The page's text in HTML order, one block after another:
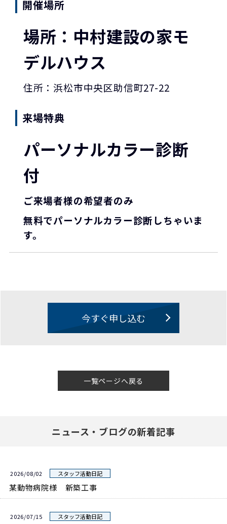
開催場所
場所：中村建設の家モ
デルハウス
住所：浜松市中央区助信町27-22
来場特典
パーソナルカラー診断
付
ご来場者様の希望者のみ
無料でパーソナルカラー診断しちゃいま
す。
今すぐ申し込む
一覧ページへ戻る
ニュース・ブログの新着記事
2026/08/02 スタッフ活動日記
某動物病院様 新築工事
2026/07/15 スタッフ活動日記